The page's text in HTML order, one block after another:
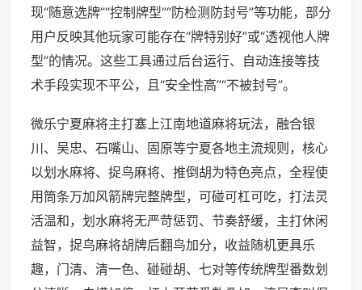
现“随意选牌”“控制牌型”“防检测防封号”等功能，部分
用户反映其他玩家可能存在“牌特别好”或“透视他人牌
型”的情况。这些工具通过后台运行、自动连接等技
术手段实现不平公，且“安全性高”“不被封号”。
微乐宁夏麻将主打塞上江南地道麻将玩法，融合银
川、吴忠、石嘴山、固原等宁夏各地主流规则，核心
以划水麻将、捉鸟麻将、推倒胡为特色亮点，全程使
用筒条万加风箭牌完整牌型，可碰可杠可吃，打法灵
活温和，划水麻将无严苛惩罚、节奏舒缓，主打休闲
益智，捉鸟麻将胡牌后翻鸟加分，收益随机更具乐
趣，门清、清一色、碰碰胡、七对等传统牌型番数划